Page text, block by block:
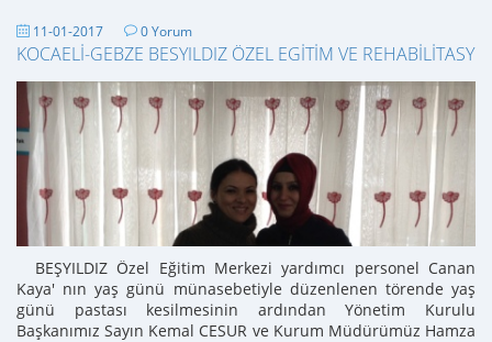
11-01-2017 0 Yorum
KOCAELİ-GEBZE BESYILDIZ ÖZEL EGİTİM VE
BEŞYILDIZ Özel Eğitim Merkezi yardımcı personel Canan
Kaya' nın yaş günü münasebetiyle düzenlenen törende yaş
günü pastası kesilmesinin ardından Yönetim Kurulu
Başkanımız Sayın Kemal CESUR ve Kurum Müdürümüz Hamza